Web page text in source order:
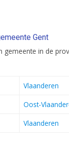
Gent
gemeente in de
Vlaanderen
Oost-
Vlaanderen